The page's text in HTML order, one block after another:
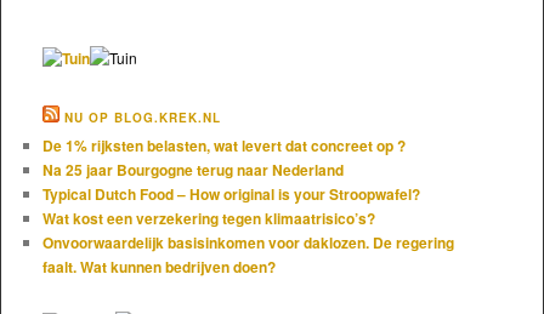
NU OP BLOG.KREK.NL
De 1% rijksten belasten, wat levert dat concreet op ?
Na 25 jaar Bourgogne terug naar Nederland
Typical Dutch Food – How original is your Stroopwafel?
Wat kost een verzekering tegen klimaatrisico’s?
Onvoorwaardelijk basisinkomen voor daklozen. De regering
faalt. Wat kunnen bedrijven doen?